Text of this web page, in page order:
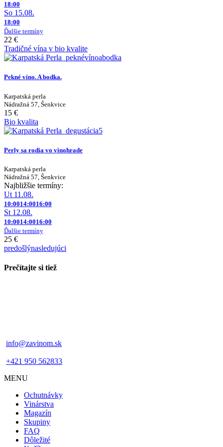
18:00
So 15.08.
18:00
Ďalšie termíny
22 €
Tradičné vína v bio kvalite
Pekné víno. A bodka.
Karpatská perla
Nádražná 57, Šenkvice
15 €
Bio kvalita
Perly sa rodia vo vinohrade
Karpatská perla
Nádražná 57, Šenkvice
Najbližšie termíny:
Ut 11.08.
10:0014:0016:00
St 12.08.
10:0014:0016:00
Ďalšie termíny
25 €
predošlýnasledujúci
Prečítajte si tiež
info@zavinom.sk
+421 950 562833
mobile
MENU
Ochutnávky
Vinárstva
Magazín
Skupiny
FAQ
Dôležité